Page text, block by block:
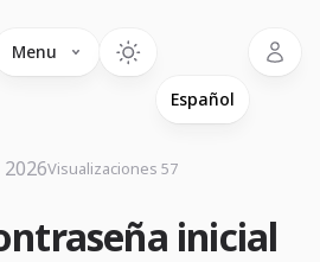
Menu
inicial
Visualizaciones 57